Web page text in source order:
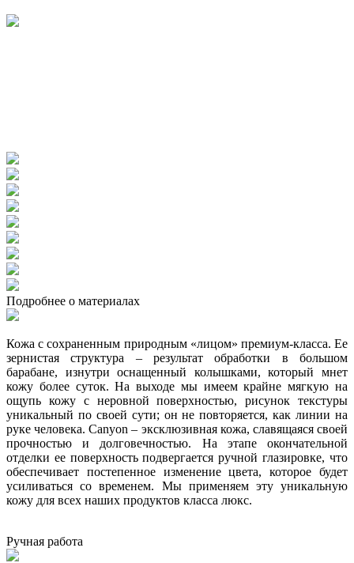
Подробнее о материалах
Кожа с сохраненным природным «лицом» премиум-класса. Ее
зернистая структура – результат обработки в большом
барабане, изнутри оснащенный колышками, который мнет
кожу более суток. На выходе мы имеем крайне мягкую на
ощупь кожу с неровной поверхностью, рисунок текстуры
уникальный по своей сути; он не повторяется, как линии на
руке человека. Canyon – эксклюзивная кожа, славящаяся своей
прочностью и долговечностью. На этапе окончательной
отделки ее поверхность подвергается ручной глазировке, что
обеспечивает постепенное изменение цвета, которое будет
усиливаться со временем. Мы применяем эту уникальную
кожу для всех наших продуктов класса люкс.
Ручная работа